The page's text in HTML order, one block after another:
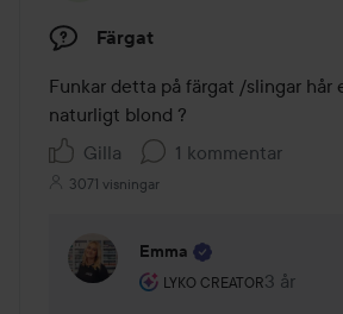
Färgat
Funkar detta på färgat /slingar hår
naturligt blond ?
Gilla
1 kommentar
3071 visningar
Emma
LYKO CREATOR
Användarens roll: Lyko
3 år